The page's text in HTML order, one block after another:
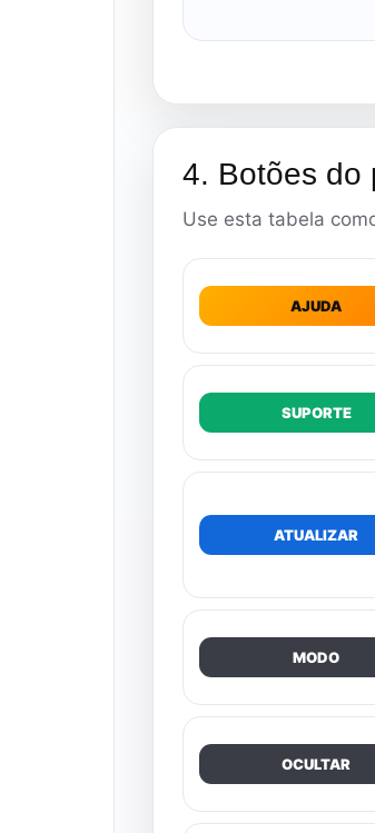
4. Botões do
Use esta tabela
AJUDA
SUPORTE
ATUALIZAR
MODO
OCULTAR